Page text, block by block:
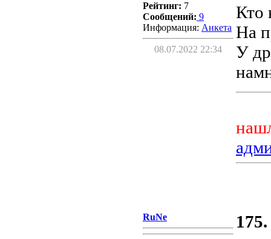
Рейтинг: 7
Сообщений: 9
Информация: Aнкета
08.07.2022 22:34
Кто
На
У
RuNe
175.